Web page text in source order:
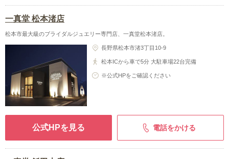
一真堂 松本渚店
松本市最大級のブライダルジュエリー専門店、一真堂松本渚店。
長野県松本市渚3丁目10-9
松本ICから車で5分 大駐車場22台完備
※公式HPをご確認ください
公式HPを見る 電話をかける